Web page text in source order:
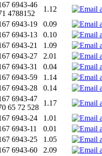
6943-46
4788152
1.12
6943-19 0.09
6943-13 0.10
6943-21 1.09
6943-27 2.01
6943-31 0.04
6943-59 1.14
6943-28 0.14
6943-47
65 72 528
1.17
6943-24 1.01
6943-11 0.01
6943-25 1.05
6943-60 2.09